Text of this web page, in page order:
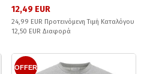
12,49 EUR
24,99 EUR Προτεινόμενη Τιμή Καταλόγου
12,50 EUR Διαφορά
OFFER